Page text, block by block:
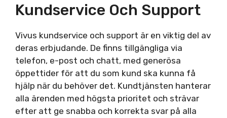
Kundservice Och Support
Vivus kundservice och support är en viktig del av
deras erbjudande. De finns tillgängliga via
telefon, e-post och chatt, med generösa
öppettider för att du som kund ska kunna få
hjälp när du behöver det. Kundtjänsten hanterar
alla ärenden med högsta prioritet och strävar
efter att ge snabba och korrekta svar på alla